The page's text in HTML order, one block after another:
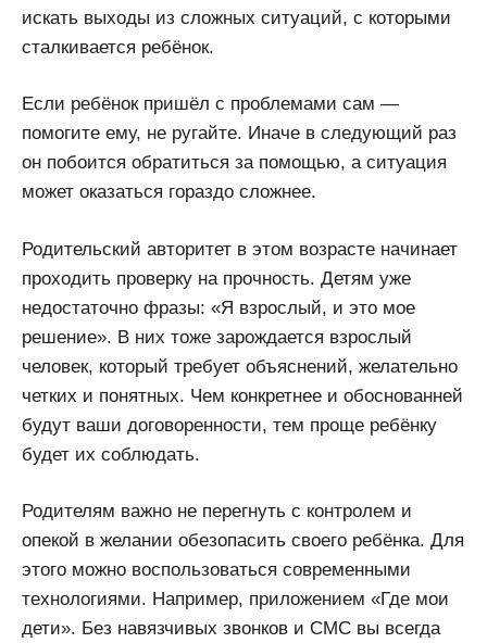
искать выходы из сложных ситуаций, с которыми
сталкивается ребёнок.
Если ребёнок пришёл с проблемами сам —
помогите ему, не ругайте. Иначе в следующий раз
он побоится обратиться за помощью, а ситуация
может оказаться гораздо сложнее.
Родительский авторитет в этом возрасте начинает
проходить проверку на прочность. Детям уже
недостаточно фразы: «Я взрослый, и это мое
решение». В них тоже зарождается взрослый
человек, который требует объяснений, желательно
четких и понятных. Чем конкретнее и обоснованней
будут ваши договоренности, тем проще ребёнку
будет их соблюдать.
Родителям важно не перегнуть с контролем и
опекой в желании обезопасить своего ребёнка. Для
этого можно воспользоваться современными
технологиями. Например, приложением «Где мои
дети». Без навязчивых звонков и СМС вы всегда